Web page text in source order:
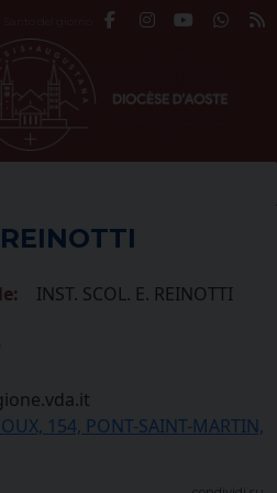
INST. SCOL. E. REINOTTI
154, PONT-SAINT-MARTIN,